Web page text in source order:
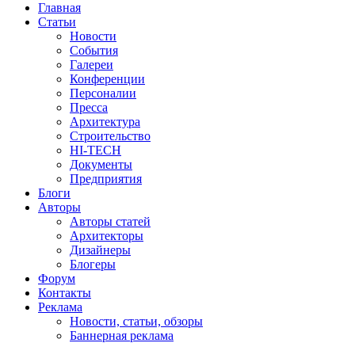
Главная
Статьи
Новости
События
Галереи
Конференции
Персоналии
Пресса
Архитектура
Строительство
HI-TECH
Документы
Предприятия
Блоги
Авторы
Авторы статей
Архитекторы
Дизайнеры
Блогеры
Форум
Контакты
Реклама
Новости, статьи, обзоры
Баннерная реклама